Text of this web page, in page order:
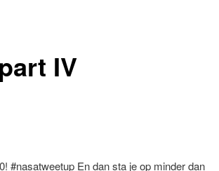
IV
#nasatweetup En dan sta je op minder dan